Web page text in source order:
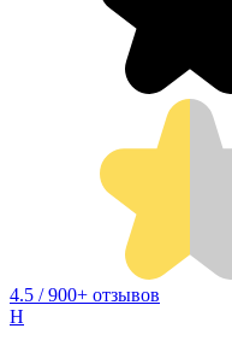
4.5 / 900+ отзывов
Н